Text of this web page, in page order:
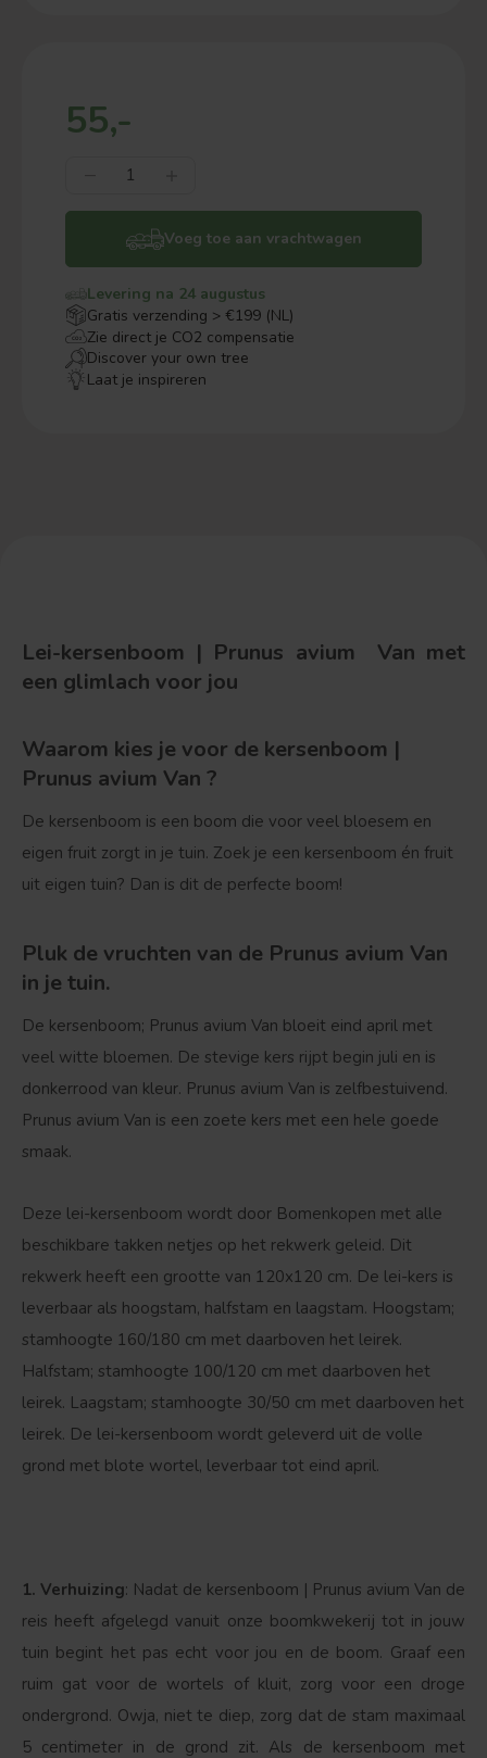
55,-
Voeg toe aan vrachtwagen
Levering na 24 augustus
Gratis verzending > €199 (NL)
Zie direct je CO2 compensatie
Discover your own tree
Laat je inspireren
Lei-kersenboom | Prunus avium Van met
een glimlach voor jou
Waarom kies je voor de kersenboom |
Prunus avium Van ?
De kersenboom is een boom die voor veel bloesem en
eigen fruit zorgt in je tuin. Zoek je een kersenboom én fruit
uit eigen tuin? Dan is dit de perfecte boom!
Pluk de vruchten van de Prunus avium Van
in je tuin.
De kersenboom; Prunus avium Van bloeit eind april met
veel witte bloemen. De stevige kers rijpt begin juli en is
donkerrood van kleur. Prunus avium Van is zelfbestuivend.
Prunus avium Van is een zoete kers met een hele goede
smaak.
Deze lei-kersenboom wordt door Bomenkopen met alle
beschikbare takken netjes op het rekwerk geleid. Dit
rekwerk heeft een grootte van 120x120 cm. De lei-kers is
leverbaar als hoogstam, halfstam en laagstam. Hoogstam;
stamhoogte 160/180 cm met daarboven het leirek.
Halfstam; stamhoogte 100/120 cm met daarboven het
leirek. Laagstam; stamhoogte 30/50 cm met daarboven het
leirek. De lei-kersenboom wordt geleverd uit de volle
grond met blote wortel, leverbaar tot eind april.
1. Verhuizing: Nadat de kersenboom | Prunus avium Van de
reis heeft afgelegd vanuit onze boomkwekerij tot in jouw
tuin begint het pas echt voor jou en de boom. Graaf een
ruim gat voor de wortels of kluit, zorg voor een droge
ondergrond. Owja, niet te diep, zorg dat de stam maximaal
5 centimeter in de grond zit. Als de kersenboom met
Bolvorm Verspreide vorm